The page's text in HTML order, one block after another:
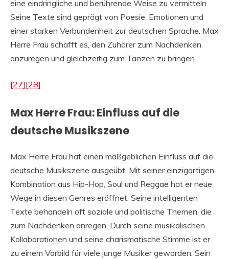
eine eindringliche und berührende Weise zu vermitteln.
Seine Texte sind geprägt von Poesie, Emotionen und
einer starken Verbundenheit zur deutschen Sprache. Max
Herre Frau schafft es, den Zuhörer zum Nachdenken
anzuregen und gleichzeitig zum Tanzen zu bringen.
[27][28]
Max Herre Frau: Einfluss auf die
deutsche Musikszene
Max Herre Frau hat einen maßgeblichen Einfluss auf die
deutsche Musikszene ausgeübt. Mit seiner einzigartigen
Kombination aus Hip-Hop, Soul und Reggae hat er neue
Wege in diesen Genres eröffnet. Seine intelligenten
Texte behandeln oft soziale und politische Themen, die
zum Nachdenken anregen. Durch seine musikalischen
Kollaborationen und seine charismatische Stimme ist er
zu einem Vorbild für viele junge Musiker geworden. Sein